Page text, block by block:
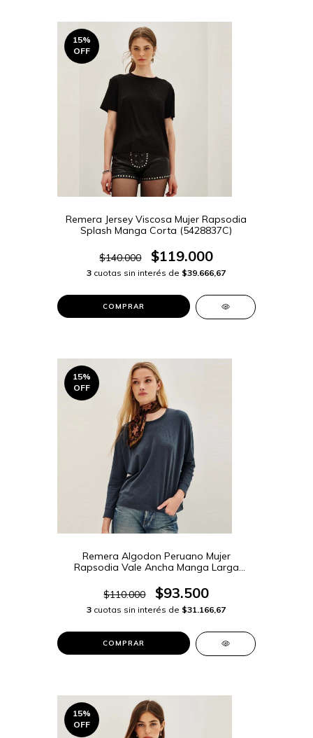
15%
OFF
Remera Jersey Viscosa Mujer Rapsodia
Splash Manga Corta (5428837C)
$140.000 $119.000
3 cuotas sin interés de $39.666,67
COMPRAR
15%
OFF
Remera Algodon Peruano Mujer
Rapsodia Vale Ancha Manga Larga
$110.000
$93.500
3 cuotas sin interés de $31.166,67
COMPRAR
15%
OFF